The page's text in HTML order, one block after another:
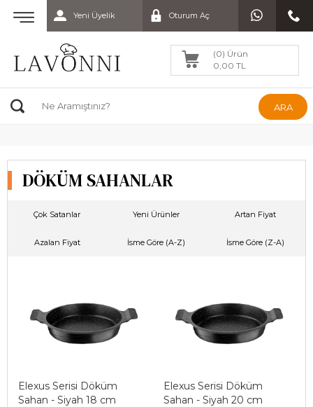
Yeni Üyelik Oturum Aç
(0) Ürün
0,00 TL
ARA
DÖKÜM SAHANLAR
Çok Satanlar Yeni Ürünler Artan Fiyat
Azalan Fiyat İsme Göre (A-Z) İsme Göre (Z-A)
Elexus Serisi Döküm
Sahan - Siyah 18 cm
Elexus Serisi Döküm
Sahan - Siyah 20 cm